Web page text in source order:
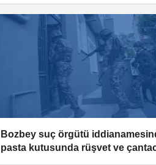
Bozbey suç örgütü
pasta kutusunda rüşvet ve